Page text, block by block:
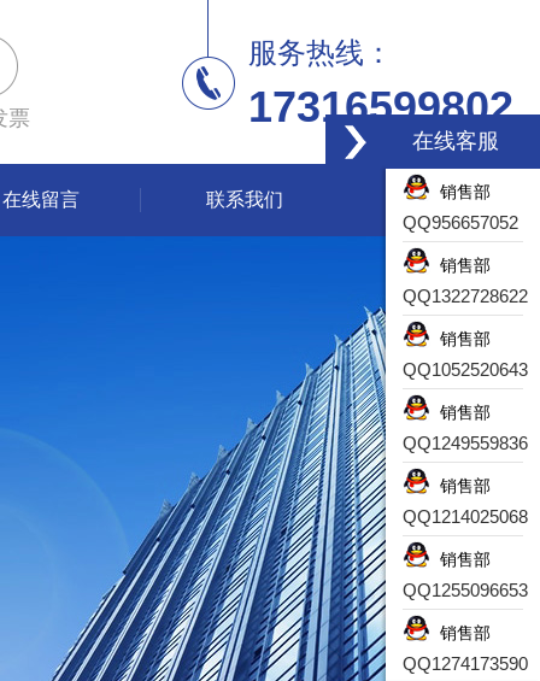
票
服务热线：
17316599802
在线留言 联系我们
在线客服
销售部
QQ956657052
销售部
QQ1322728622
销售部
QQ1052520643
销售部
QQ1249559836
销售部
QQ1214025068
销售部
QQ1255096653
销售部
QQ1274173590